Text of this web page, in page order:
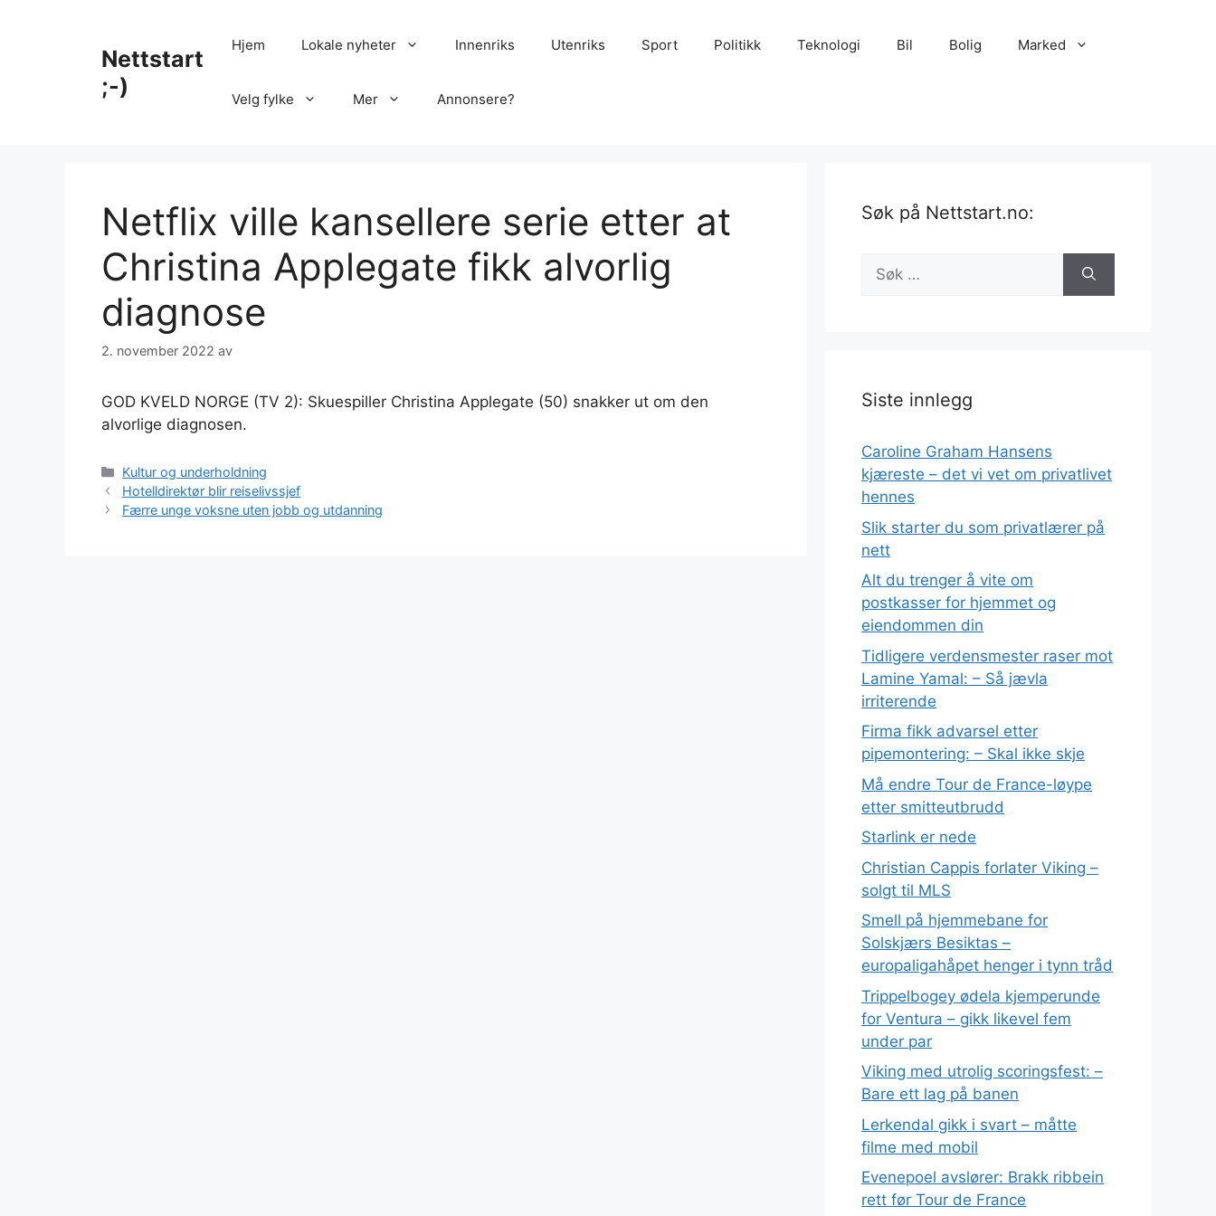
Nettstart
;-)
Hjem Lokale nyheter Innenriks Utenriks Sport Politikk Teknologi Bil Bolig Marked
Velg fylke Mer Annonsere?
Netflix ville kansellere serie etter at
Christina Applegate fikk alvorlig
diagnose
2. november 2022 av
GOD KVELD NORGE (TV 2): Skuespiller Christina Applegate (50) snakker ut om den
alvorlige diagnosen.
Kategorier
Kultur og underholdning
Hotelldirektør blir reiselivssjef
Færre unge voksne uten jobb og utdanning
Søk på Nettstart.no:
Søk
etter:
Siste innlegg
Caroline Graham Hansens
kjæreste – det vi vet om privatlivet
hennes
Slik starter du som privatlærer på
nett
Alt du trenger å vite om
postkasser for hjemmet og
eiendommen din
Tidligere verdensmester raser mot
Lamine Yamal: – Så jævla
irriterende
Firma fikk advarsel etter
pipemontering: – Skal ikke skje
Må endre Tour de France-løype
etter smitteutbrudd
Starlink er nede
Christian Cappis forlater Viking –
solgt til MLS
Smell på hjemmebane for
Solskjærs Besiktas –
europaligahåpet henger i tynn tråd
Trippelbogey ødela kjemperunde
for Ventura – gikk likevel fem
under par
Viking med utrolig scoringsfest: –
Bare ett lag på banen
Lerkendal gikk i svart – måtte
filme med mobil
Evenepoel avslører: Brakk ribbein
rett før Tour de France